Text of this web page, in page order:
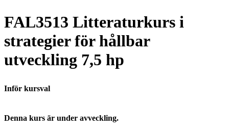
FAL3513 Litteraturkurs i
strategier för hållbar
utveckling 7,5 hp
Inför kursval
Denna kurs är under avveckling.